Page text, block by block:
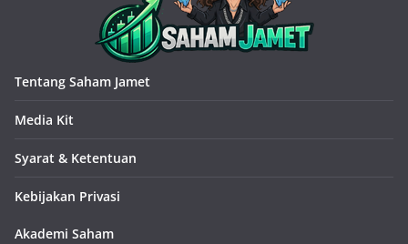
Tentang Saham Jamet
Media Kit
Syarat & Ketentuan
Kebijakan Privasi
Akademi Saham